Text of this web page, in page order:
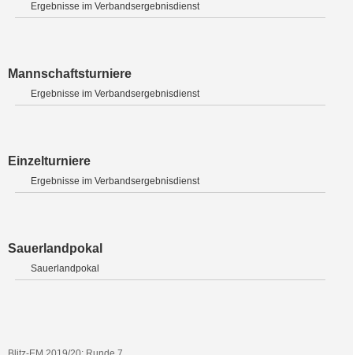
Ergebnisse im Verbandsergebnisdienst
Mannschaftsturniere
Ergebnisse im Verbandsergebnisdienst
Einzelturniere
Ergebnisse im Verbandsergebnisdienst
Sauerlandpokal
Sauerlandpokal